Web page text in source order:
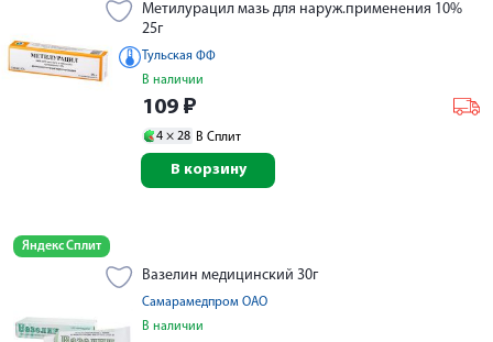
Метилурацил мазь для наруж.применения 10%
25г
Тульская ФФ
В наличии
109 ₽
4 × 28 В Сплит
В корзину
Яндекс Сплит
Вазелин медицинский 30г
Самарамедпром ОАО
В наличии